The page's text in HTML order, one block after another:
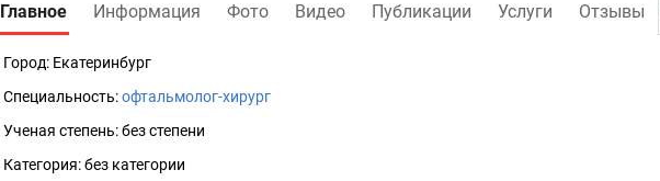
Главное Информация Фото Видео Публикации Услуги Отзывы
Город: Екатеринбург
Специальность:офтальмолог-хирург
Ученая степень:без степени
Категория:без категории